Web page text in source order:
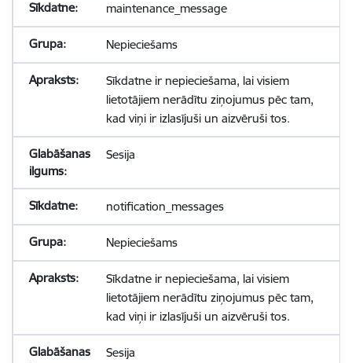
maintenance_message
Nepieciešams
Sīkdatne ir nepieciešama, lai visiem
lietotājiem nerādītu ziņojumus pēc tam,
kad viņi ir izlasījuši un aizvēruši tos.
Sesija
notification_messages
Nepieciešams
Sīkdatne ir nepieciešama, lai visiem
lietotājiem nerādītu ziņojumus pēc tam,
kad viņi ir izlasījuši un aizvēruši tos.
Sesija